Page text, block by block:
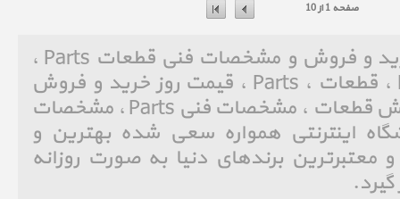
صفحه 1 از 10
قطعات Parts ، قیمت روز خرید و فروش و مشخصات فنی قطعات Parts ،
پرشین اپل ، Persian Apple ، قطعات ، Parts ، قیمت روز خرید و فروش
Parts ، قیمت روز خرید و فروش قطعات ، مشخصات فنی Parts ، مشخصات
اینترنتی همواره سعی شده بهترین و
معتبرترین برندهای دنیا به صورت روزانه
گیرد.